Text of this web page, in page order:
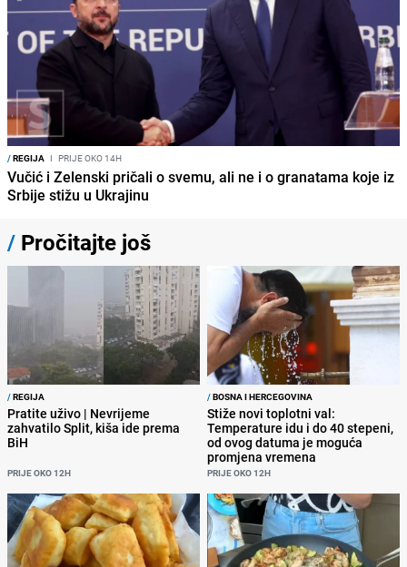
/REGIJA I PRIJE OKO 14H
Vučić i Zelenski pričali o svemu, ali ne i o granatama koje iz
Srbije stižu u Ukrajinu
/ Pročitajte još
/REGIJA
Pratite uživo | Nevrijeme
zahvatilo Split, kiša ide prema
BiH
PRIJE OKO 12H
/BOSNA I HERCEGOVINA
Stiže novi toplotni val:
Temperature idu i do 40 stepeni,
od ovog datuma je moguća
promjena vremena
PRIJE OKO 12H